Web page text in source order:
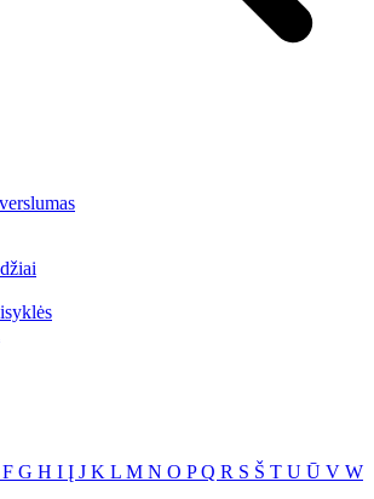
F G H I Į J K L M N O PQ R S Š T U Ū V W